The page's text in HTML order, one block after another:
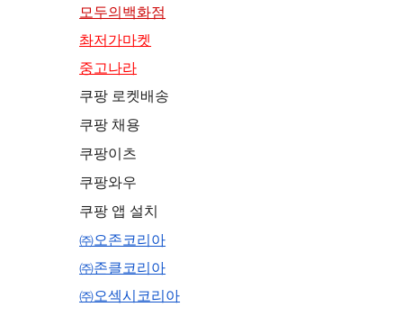
모두의백화점
촤저가마켓
중고나라
쿠팡 로켓배송
쿠팡 채용
쿠팡이츠
쿠팡와우
쿠팡 앱 설치
㈜오존코리아
㈜존클코리아
㈜오섹시코리아